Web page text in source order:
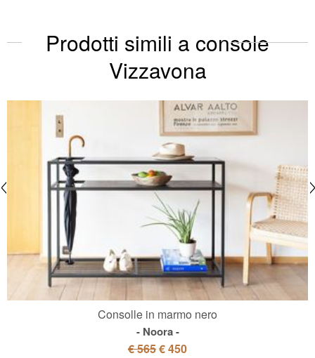
Prodotti simili a console
Vizzavona
Consolle in marmo nero
Noora
€ 565€ 450